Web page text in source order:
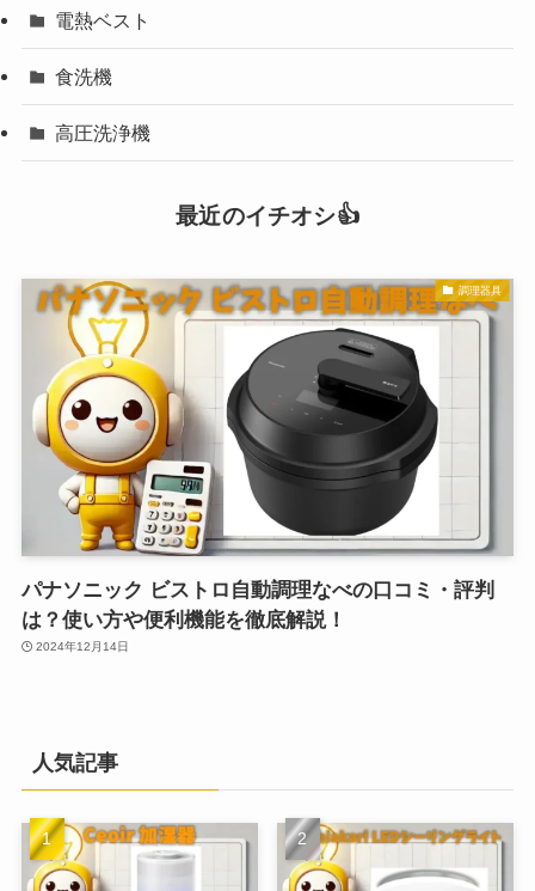
電熱ベスト
食洗機
高圧洗浄機
最近のイチオシ👍
調理器具
パナソニック ビストロ自動調理なべの口コミ・評判
は？使い方や便利機能を徹底解説！
2024年12月14日
人気記事